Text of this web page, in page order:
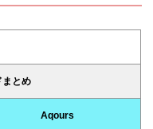
とめ
Aqours